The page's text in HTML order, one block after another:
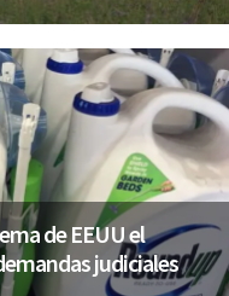
de EEUU el
judiciales